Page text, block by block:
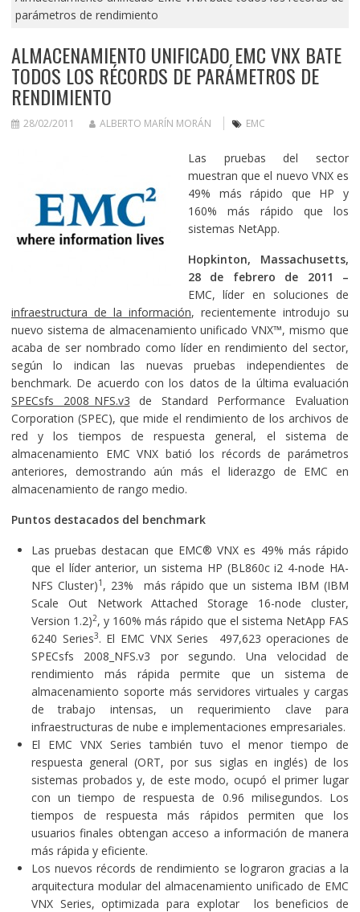
parámetros de rendimiento
ALMACENAMIENTO UNIFICADO EMC VNX BATE
TODOS LOS RÉCORDS DE PARÁMETROS DE
RENDIMIENTO
28/02/2011 ALBERTO MARÍN MORÁN EMC
Las pruebas del sector
muestran que el nuevo VNX es
49% más rápido que HP y
160% más rápido que los
sistemas NetApp.
Hopkinton, Massachusetts,
28 de febrero de 2011 –
EMC, líder en soluciones de
infraestructura de la información, recientemente introdujo su
nuevo sistema de almacenamiento unificado VNX™, mismo que
acaba de ser nombrado como líder en rendimiento del sector,
según lo indican las nuevas pruebas independientes de
benchmark. De acuerdo con los datos de la última evaluación
SPECsfs 2008_NFS.v3 de Standard Performance Evaluation
Corporation (SPEC), que mide el rendimiento de los archivos de
red y los tiempos de respuesta general, el sistema de
almacenamiento EMC VNX batió los récords de parámetros
anteriores, demostrando aún más el liderazgo de EMC en
almacenamiento de rango medio.
Puntos destacados del benchmark
Las pruebas destacan que EMC® VNX es 49% más rápido
que el líder anterior, un sistema HP (BL860c i2 4-node HA-
NFS Cluster)1 , 23% más rápido que un sistema IBM (IBM
Scale Out Network Attached Storage 16-node cluster,
Version 1.2)2, y 160% más rápido que el sistema NetApp FAS
6240 Series3. El EMC VNX Series 497,623 operaciones de
SPECsfs 2008_NFS.v3 por segundo. Una velocidad de
rendimiento más rápida permite que un sistema de
almacenamiento soporte más servidores virtuales y cargas
de trabajo intensas, un requerimiento clave para
infraestructuras de nube e implementaciones empresariales.
El EMC VNX Series también tuvo el menor tiempo de
respuesta general (ORT, por sus siglas en inglés) de los
sistemas probados y, de este modo, ocupó el primer lugar
con un tiempo de respuesta de 0.96 milisegundos. Los
tiempos de respuesta más rápidos permiten que los
usuarios finales obtengan acceso a información de manera
más rápida y eficiente.
Los nuevos récords de rendimiento se lograron gracias a la
arquitectura modular del almacenamiento unificado de EMC
VNX Series, optimizada para explotar los beneficios de